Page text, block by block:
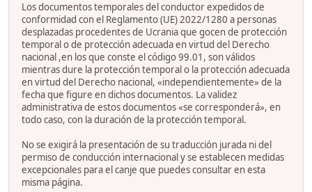
Los documentos temporales del conductor expedidos de
conformidad con el Reglamento (UE) 2022/1280 a personas
desplazadas procedentes de Ucrania que gocen de protección
temporal o de protección adecuada en virtud del Derecho
nacional ,en los que conste el código 99.01, son válidos
mientras dure la protección temporal o la protección adecuada
en virtud del Derecho nacional, «independientemente» de la
fecha que figure en dichos documentos. La validez
administrativa de estos documentos «se corresponderá», en
todo caso, con la duración de la protección temporal.
No se exigirá la presentación de su traducción jurada ni del
permiso de conducción internacional y se establecen medidas
excepcionales para el canje que puedes consultar en esta
misma página.